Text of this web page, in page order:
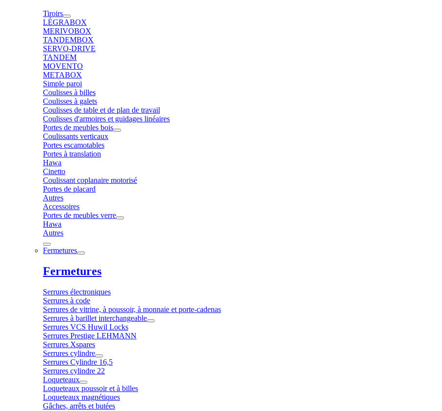
Tiroirs
LÉGRABOX
MERIVOBOX
TANDEMBOX
SERVO-DRIVE
TANDEM
MOVENTO
METABOX
Simple paroi
Coulisses à billes
Coulisses à galets
Coulisses de table et de plan de travail
Coulisses d'armoires et guidages linéaires
Portes de meubles bois
Coulissants verticaux
Portes escamotables
Portes à translation
Hawa
Cinetto
Coulissant coplanaire motorisé
Portes de placard
Autres
Accessoires
Portes de meubles verre
Hawa
Autres
Fermetures
Fermetures
Serrures électroniques
Serrures à code
Serrures de vitrine, à poussoir, à monnaie et porte-cadenas
Serrures à barillet interchangeable
Serrures VCS Huwil Locks
Serrures Prestige LEHMANN
Serrures Xspares
Serrures cylindre
Serrures Cylindre 16,5
Serrures cylindre 22
Loqueteaux
Loqueteaux poussoir et à billes
Loqueteaux magnétiques
Gâches, arrêts et butées